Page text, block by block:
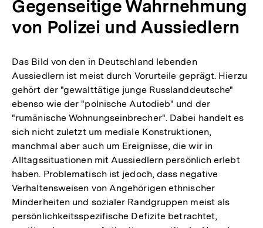
Fußnote
Gegenseitige Wahrnehmung
von Polizei und Aussiedlern
Das Bild von den in Deutschland lebenden
Aussiedlern ist meist durch Vorurteile geprägt. Hierzu
gehört der "gewalttätige junge Russlanddeutsche"
ebenso wie der "polnische Autodieb" und der
"rumänische Wohnungseinbrecher". Dabei handelt es
sich nicht zuletzt um mediale Konstruktionen,
manchmal aber auch um Ereignisse, die wir in
Alltagssituationen mit Aussiedlern persönlich erlebt
haben. Problematisch ist jedoch, dass negative
Verhaltensweisen von Angehörigen ethnischer
Minderheiten und sozialer Randgruppen meist als
persönlichkeitsspezifische Defizite betrachtet,